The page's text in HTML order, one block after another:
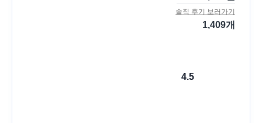
솔직 후기 보러가기
1,409개
4.5